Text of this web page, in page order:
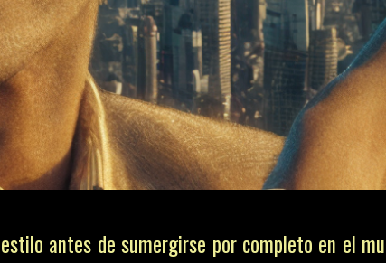
estilo antes de sumergirse por completo en el